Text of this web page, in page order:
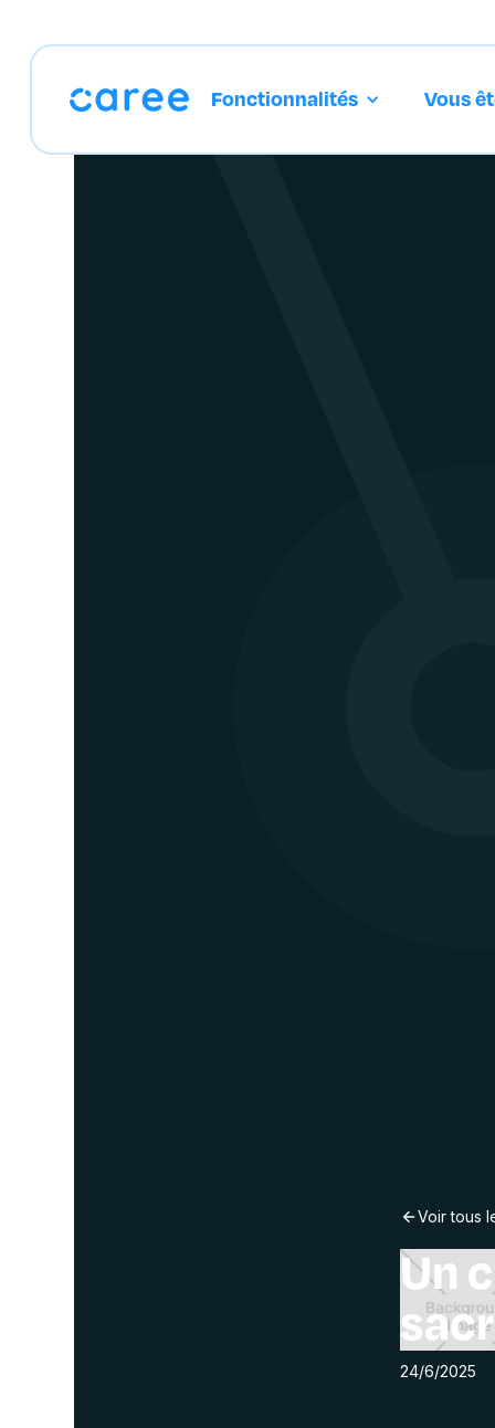
Fonctionnalités Vous
Voir tous
Un
24/6/2025